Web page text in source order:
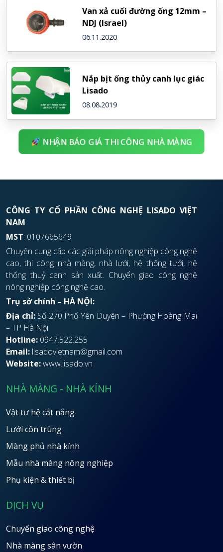
Van xả cuối đường ống 12mm –
NDJ (Israel)
06.11.2020
Nắp bịt ống thủy canh lục giác
Lisado
08.08.2019
NHẬN BÁO GIÁ THI CÔNG NHÀ MÀNG
CÔNG TY CỔ PHẦN CÔNG NGHỆ LISADO VIỆT
NAM
MST: 0107665649
Chuyên cung cấp các giải pháp nông nghiệp công nghệ
cao, thi công nhà màng, nhà lưới, hệ thống tưới, hệ
thống thuỷ canh sản xuất. Chuyển giao công nghệ
nông nghiệp công nghệ cao.
Trụ sở chính – HÀ NỘI:
Địa chỉ:Số 270 Phố Yên Duyên – Phường Hoàng Mai
– TP Hà Nội
Hotline: 0947.522.255
Email: lisadovietnam@gmail.com
Website:www.lisado.vn
NHÀ MÀNG - NHÀ KÍNH
Vật tư hệ cắt nắng
Lưới côn trùng
Màng phủ nhà kính
Mẫu nhà màng nông nghiệp
Phụ kiện & thiết bị
DỊCH VỤ
Chuyển giao công nghệ
Nhà màng sân vườn